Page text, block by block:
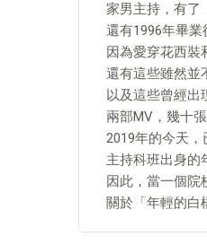
家男主持，有了
還有1996年畢
因為愛穿花西裝
還有這些雖然並
以及這些曾經出
兩部MV，幾十
2019年的今天
主持科班出身的
因此，當一個院
關於「年輕的白